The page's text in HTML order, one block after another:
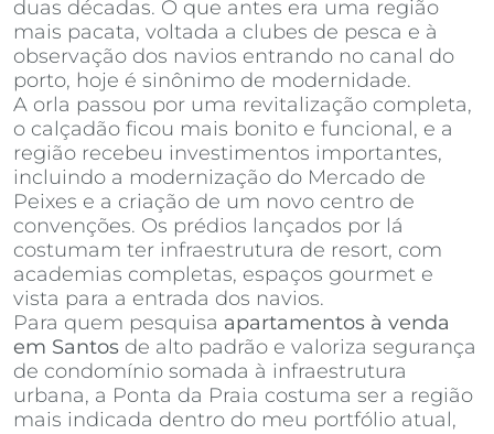
duas décadas. O que antes era uma região
mais pacata, voltada a clubes de pesca e à
observação dos navios entrando no canal do
porto, hoje é sinônimo de modernidade.
A orla passou por uma revitalização completa,
o calçadão ficou mais bonito e funcional, e a
região recebeu investimentos importantes,
incluindo a modernização do Mercado de
Peixes e a criação de um novo centro de
convenções. Os prédios lançados por lá
costumam ter infraestrutura de resort, com
academias completas, espaços gourmet e
vista para a entrada dos navios.
Para quem pesquisa apartamentos à venda
em Santos de alto padrão e valoriza segurança
de condomínio somada à infraestrutura
urbana, a Ponta da Praia costuma ser a região
mais indicada dentro do meu portfólio atual,